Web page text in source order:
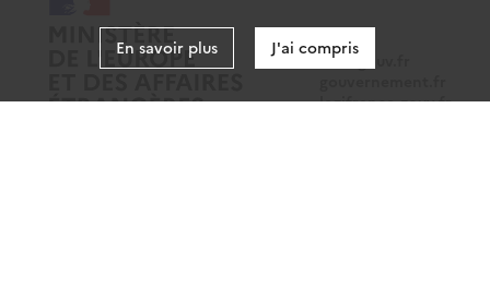
data.gouv.fr
legifrance.gouv.fr
En savoir plus J'ai compris